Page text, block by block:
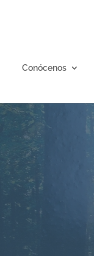
Conócenos